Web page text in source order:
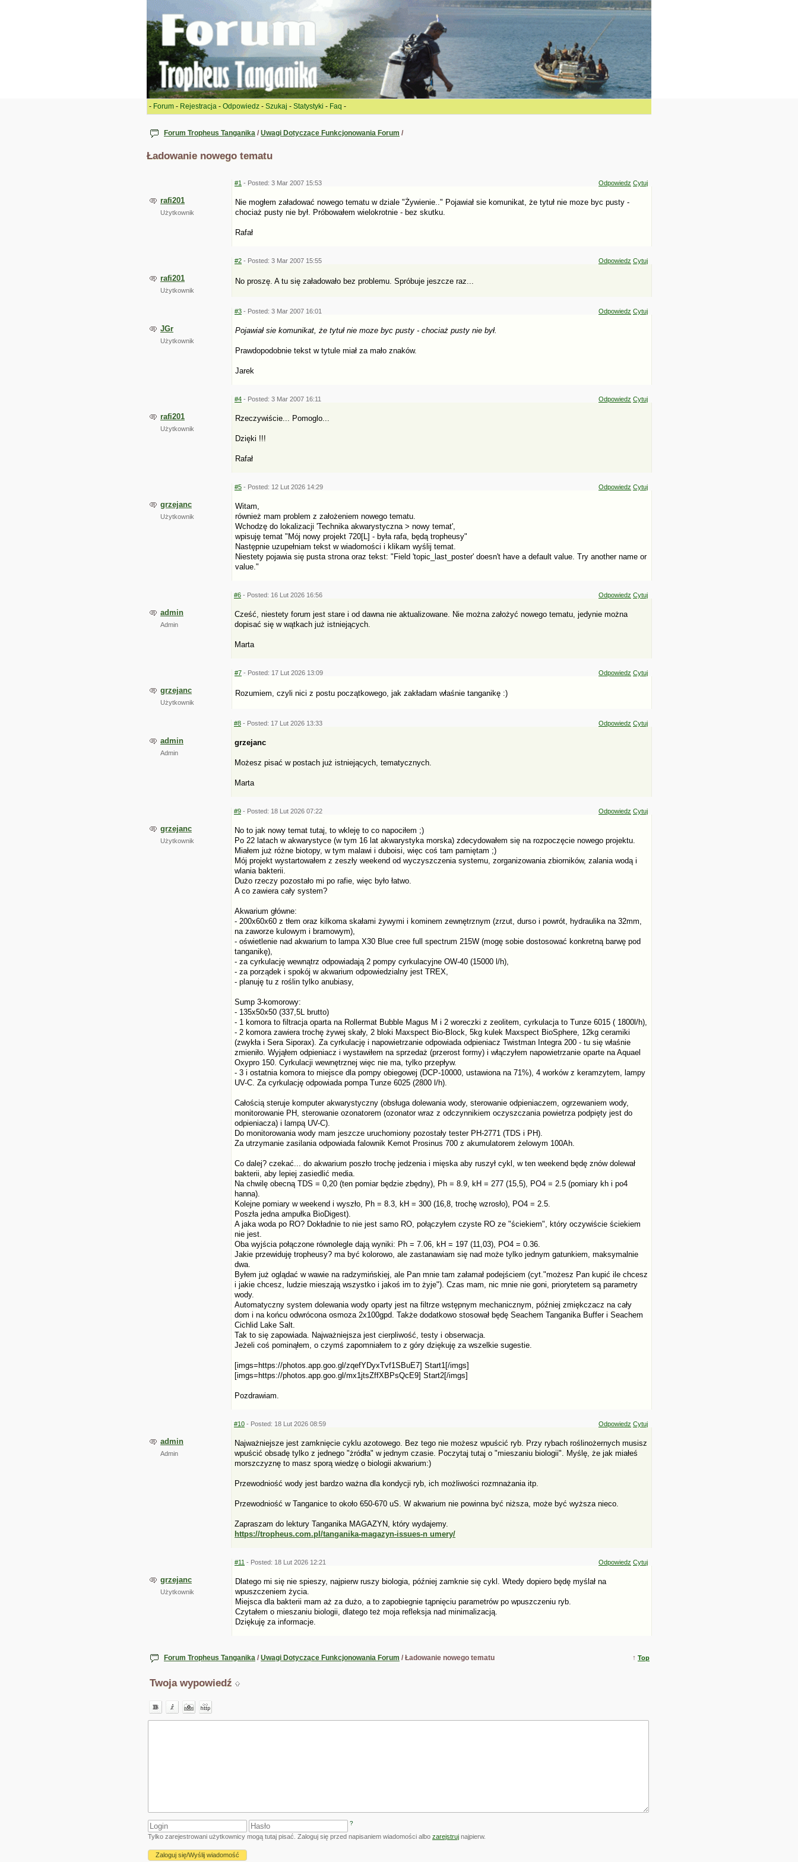
- Forum - Rejestracja - Odpowiedz - Szukaj - Statystyki - Faq -
Forum Tropheus Tanganika / Uwagi Dotyczące Funkcjonowania Forum /
Ładowanie nowego tematu
rafi201
Użytkownik
#1 - Posted: 3 Mar 2007 15:53 Odpowiedz Cytuj
Nie mogłem załadować nowego tematu w dziale "Żywienie.." Pojawiał sie komunikat, że tytuł nie moze byc pusty -
chociaż pusty nie był. Próbowałem wielokrotnie - bez skutku.
Rafał
rafi201
Użytkownik
#2 - Posted: 3 Mar 2007 15:55 Odpowiedz Cytuj
No proszę. A tu się załadowało bez problemu. Spróbuje jeszcze raz...
JGr
Użytkownik
#3 - Posted: 3 Mar 2007 16:01 Odpowiedz Cytuj
Pojawiał sie komunikat, że tytuł nie moze byc pusty - chociaż pusty nie był.
Prawdopodobnie tekst w tytule miał za mało znaków.
Jarek
rafi201
Użytkownik
#4 - Posted: 3 Mar 2007 16:11 Odpowiedz Cytuj
Rzeczywiście... Pomoglo...
Dzięki !!!
Rafał
grzejanc
Użytkownik
#5 - Posted: 12 Lut 2026 14:29 Odpowiedz Cytuj
Witam,
również mam problem z założeniem nowego tematu.
Wchodzę do lokalizacji 'Technika akwarystyczna > nowy temat',
wpisuję temat "Mój nowy projekt 720[L] - była rafa, będą tropheusy"
Następnie uzupełniam tekst w wiadomości i klikam wyślij temat.
Niestety pojawia się pusta strona oraz tekst: "Field 'topic_last_poster' doesn't have a default value. Try another name or
value."
admin
Admin
#6 - Posted: 16 Lut 2026 16:56 Odpowiedz Cytuj
Cześć, niestety forum jest stare i od dawna nie aktualizowane. Nie można założyć nowego tematu, jedynie można
dopisać się w wątkach już istniejących.
Marta
grzejanc
Użytkownik
#7 - Posted: 17 Lut 2026 13:09 Odpowiedz Cytuj
Rozumiem, czyli nici z postu początkowego, jak zakładam właśnie tanganikę :)
admin
Admin
#8 - Posted: 17 Lut 2026 13:33 Odpowiedz Cytuj
grzejanc
Możesz pisać w postach już istniejących, tematycznych.
Marta
grzejanc
Użytkownik
#9 - Posted: 18 Lut 2026 07:22 Odpowiedz Cytuj
No to jak nowy temat tutaj, to wkleję to co napociłem ;)
Po 22 latach w akwarystyce (w tym 16 lat akwarystyka morska) zdecydowałem się na rozpoczęcie nowego projektu.
Miałem już różne biotopy, w tym malawi i duboisi, więc coś tam pamiętam ;)
Mój projekt wystartowałem z zeszły weekend od wyczyszczenia systemu, zorganizowania zbiorników, zalania wodą i
wlania bakterii.
Dużo rzeczy pozostało mi po rafie, więc było łatwo.
A co zawiera cały system?
Akwarium główne:
- 200x60x60 z tłem oraz kilkoma skałami żywymi i kominem zewnętrznym (zrzut, durso i powrót, hydraulika na 32mm,
na zaworze kulowym i bramowym),
- oświetlenie nad akwarium to lampa X30 Blue cree full spectrum 215W (mogę sobie dostosować konkretną barwę pod
tanganikę),
- za cyrkulację wewnątrz odpowiadają 2 pompy cyrkulacyjne OW-40 (15000 l/h),
- za porządek i spokój w akwarium odpowiedzialny jest TREX,
- planuję tu z roślin tylko anubiasy,
Sump 3-komorowy:
- 135x50x50 (337,5L brutto)
- 1 komora to filtracja oparta na Rollermat Bubble Magus M i 2 woreczki z zeolitem, cyrkulacja to Tunze 6015 ( 1800l/h),
- 2 komora zawiera trochę żywej skały, 2 bloki Maxspect Bio-Block, 5kg kulek Maxspect BioSphere, 12kg ceramiki
(zwykła i Sera Siporax). Za cyrkulację i napowietrzanie odpowiada odpieniacz Twistman Integra 200 - tu się właśnie
zmieniło. Wyjąłem odpieniacz i wystawiłem na sprzedaż (przerost formy) i włączyłem napowietrzanie oparte na Aquael
Oxypro 150. Cyrkulacji wewnętrznej więc nie ma, tylko przepływ.
- 3 i ostatnia komora to miejsce dla pompy obiegowej (DCP-10000, ustawiona na 71%), 4 worków z keramzytem, lampy
UV-C. Za cyrkulację odpowiada pompa Tunze 6025 (2800 l/h).
Całością steruje komputer akwarystyczny (obsługa dolewania wody, sterowanie odpieniaczem, ogrzewaniem wody,
monitorowanie PH, sterowanie ozonatorem (ozonator wraz z odczynnikiem oczyszczania powietrza podpięty jest do
odpieniacza) i lampą UV-C).
Do monitorowania wody mam jeszcze uruchomiony pozostały tester PH-2771 (TDS i PH).
Za utrzymanie zasilania odpowiada falownik Kemot Prosinus 700 z akumulatorem żelowym 100Ah.
Co dalej? czekać... do akwarium poszło trochę jedzenia i mięska aby ruszył cykl, w ten weekend będę znów dolewał
bakterii, aby lepiej zasiedlić media.
Na chwilę obecną TDS = 0,20 (ten pomiar będzie zbędny), Ph = 8.9, kH = 277 (15,5), PO4 = 2.5 (pomiary kh i po4
hanna).
Kolejne pomiary w weekend i wyszło, Ph = 8.3, kH = 300 (16,8, trochę wzrosło), PO4 = 2.5.
Poszła jedna ampułka BioDigest).
A jaka woda po RO? Dokładnie to nie jest samo RO, połączyłem czyste RO ze "ściekiem", który oczywiście ściekiem
nie jest.
Oba wyjścia połączone równolegle dają wyniki: Ph = 7.06, kH = 197 (11,03), PO4 = 0.36.
Jakie przewiduję tropheusy? ma być kolorowo, ale zastanawiam się nad może tylko jednym gatunkiem, maksymalnie
dwa.
Byłem już oglądać w wawie na radzymińskiej, ale Pan mnie tam załamał podejściem (cyt."możesz Pan kupić ile chcesz
i jakie chcesz, ludzie mieszają wszystko i jakoś im to żyje"). Czas mam, nic mnie nie goni, priorytetem są parametry
wody.
Automatyczny system dolewania wody oparty jest na filtrze wstępnym mechanicznym, później zmiękczacz na cały
dom i na końcu odwrócona osmoza 2x100gpd. Także dodatkowo stosował będę Seachem Tanganika Buffer i Seachem
Cichlid Lake Salt.
Tak to się zapowiada. Najważniejsza jest cierpliwość, testy i obserwacja.
Jeżeli coś pominąłem, o czymś zapomniałem to z góry dziękuję za wszelkie sugestie.
[imgs=https://photos.app.goo.gl/zqefYDyxTvf1SBuE7] Start1[/imgs]
[imgs=https://photos.app.goo.gl/mx1jtsZffXBPsQcE9] Start2[/imgs]
Pozdrawiam.
admin
Admin
#10 - Posted: 18 Lut 2026 08:59 Odpowiedz Cytuj
Najważniejsze jest zamknięcie cyklu azotowego. Bez tego nie możesz wpuścić ryb. Przy rybach roślinożernych musisz
wpuścić obsadę tylko z jednego "żródła" w jednym czasie. Poczytaj tutaj o "mieszaniu biologii". Myślę, że jak miałeś
morszczyznę to masz sporą wiedzę o biologii akwarium:)
Przewodniość wody jest bardzo ważna dla kondycji ryb, ich możliwości rozmnażania itp.
Przewodniość w Tanganice to około 650-670 uS. W akwarium nie powinna być niższa, może być wyższa nieco.
Zapraszam do lektury Tanganika MAGAZYN, który wydajemy.
https://tropheus.com.pl/tanganika-magazyn-issues-n umery/
grzejanc
Użytkownik
#11 - Posted: 18 Lut 2026 12:21 Odpowiedz Cytuj
Dlatego mi się nie spieszy, najpierw ruszy biologia, później zamknie się cykl. Wtedy dopiero będę myślał na
wpuszczeniem życia.
Miejsca dla bakterii mam aż za dużo, a to zapobiegnie tąpnięciu parametrów po wpuszczeniu ryb.
Czytałem o mieszaniu biologii, dlatego też moja refleksja nad minimalizacją.
Dziękuję za informacje.
Forum Tropheus Tanganika / Uwagi Dotyczące Funkcjonowania Forum / Ładowanie nowego tematu ↑ Top
Twoja wypowiedź
?
Tylko zarejestrowani użytkownicy mogą tutaj pisać. Zaloguj się przed napisaniem wiadomości albo zarejstruj najpierw.